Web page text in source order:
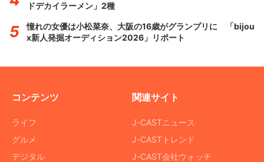
ドデカイラーメン」2種
憧れの女優は小松菜奈、大阪の16歳がグランプリに 「bijou
x新人発掘オーディション2026」リポート
コンテンツ
ライフ
グルメ
デジタル
関連サイト
J-CASTニュース
J-CASTトレンド
J-CAST会社ウォッチ